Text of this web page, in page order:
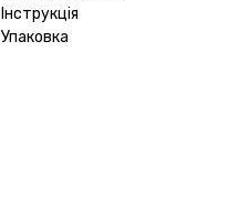
Інструкція
Упаковка